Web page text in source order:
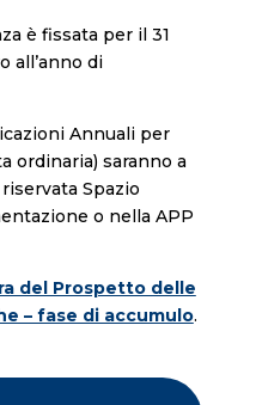
è fissata per il 31
all’anno di
Annuali per
ordinaria) saranno a
Spazio
o nella APP
del Prospetto delle
– fase di accumulo.